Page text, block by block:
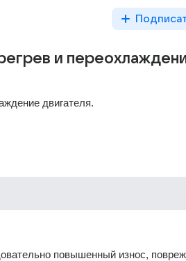
и
двигателя.
повышенный износ,